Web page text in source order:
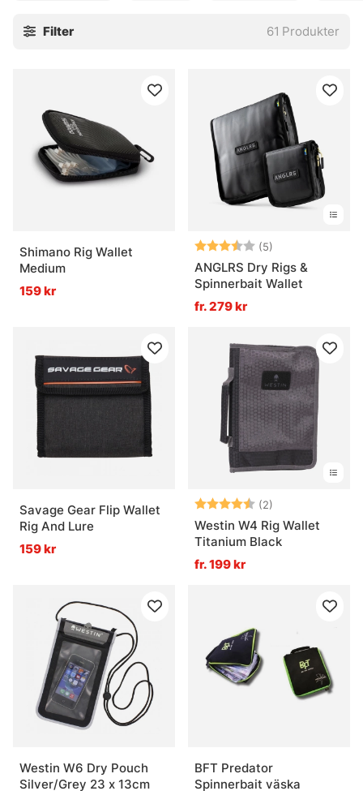
Filter 61 Produkter
Shimano Rig Wallet
Medium
159 kr
Betyg: (5)
ANGLRS Dry Rigs &
Spinnerbait Wallet
fr. 279 kr
Savage Gear Flip Wallet
Rig And Lure
159 kr
Betyg: (2)
Westin W4 Rig Wallet
Titanium Black
fr. 199 kr
Westin W6 Dry Pouch
Silver/Grey 23 x 13cm
BFT Predator
Spinnerbait väska